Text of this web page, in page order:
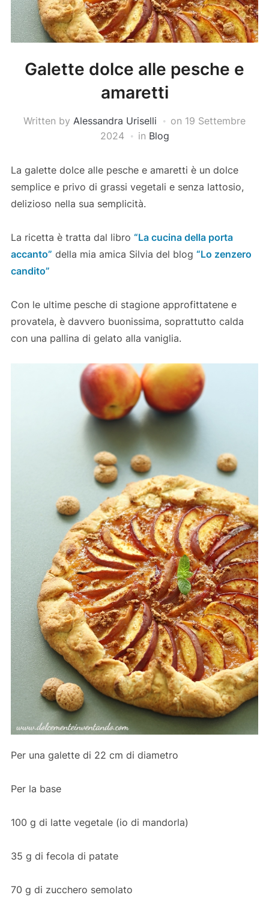
Galette dolce alle pesche e
amaretti
Written by Alessandra Uriselli on 19 Settembre
2024
in Blog
La galette dolce alle pesche e amaretti è un dolce
semplice e privo di grassi vegetali e senza lattosio,
delizioso nella sua semplicità.
La ricetta è tratta dal libro “La cucina della porta
accanto” della mia amica Silvia del blog “Lo zenzero
candito”
Con le ultime pesche di stagione approfittatene e
provatela, è davvero buonissima, soprattutto calda
con una pallina di gelato alla vaniglia.
Per una galette di 22 cm di diametro
Per la base
100 g di latte vegetale (io di mandorla)
35 g di fecola di patate
70 g di zucchero semolato